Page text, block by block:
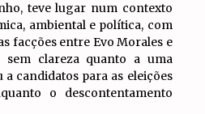
teve lugar num contexto
ambiental e política, com
facções entre Evo Morales e
sem clareza quanto a uma
candidatos para as eleições
o descontentamento